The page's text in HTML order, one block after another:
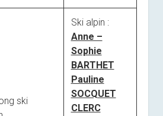
Ski alpin :
Anne –
Sophie
BARTHET
Pauline
SOCQUET
CLERC